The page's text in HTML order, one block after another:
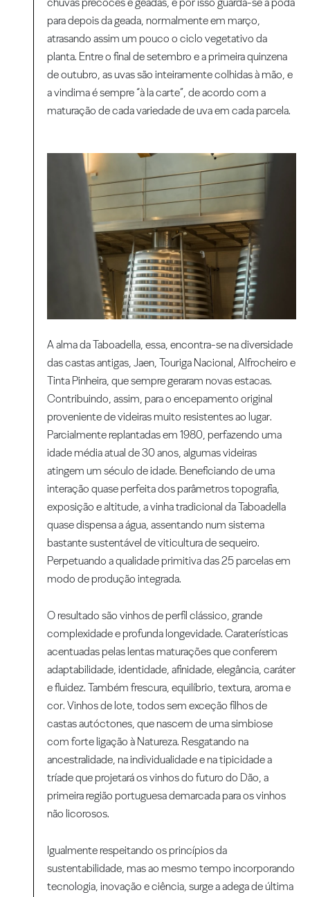
para depois da geada, normalmente em março,
atrasando assim um pouco o ciclo vegetativo da
planta. Entre o final de setembro e a primeira quinzena
de outubro, as uvas são inteiramente colhidas à mão, e
a vindima é sempre “à la carte”, de acordo com a
maturação de cada variedade de uva em cada parcela.
A alma da Taboadella, essa, encontra-se na diversidade
das castas antigas, Jaen, Touriga Nacional, Alfrocheiro e
Tinta Pinheira, que sempre geraram novas estacas.
Contribuindo, assim, para o encepamento original
proveniente de videiras muito resistentes ao lugar.
Parcialmente replantadas em 1980, perfazendo uma
idade média atual de 30 anos, algumas videiras
atingem um século de idade. Beneficiando de uma
interação quase perfeita dos parâmetros topografia,
exposição e altitude, a vinha tradicional da Taboadella
quase dispensa a água, assentando num sistema
bastante sustentável de viticultura de sequeiro.
Perpetuando a qualidade primitiva das 25 parcelas em
modo de produção integrada.
O resultado são vinhos de perfil clássico, grande
complexidade e profunda longevidade. Caraterísticas
acentuadas pelas lentas maturações que conferem
adaptabilidade, identidade, afinidade, elegância, caráter
e fluidez. Também frescura, equilíbrio, textura, aroma e
cor. Vinhos de lote, todos sem exceção filhos de
castas autóctones, que nascem de uma simbiose
com forte ligação à Natureza. Resgatando na
ancestralidade, na individualidade e na tipicidade a
tríade que projetará os vinhos do futuro do Dão, a
primeira região portuguesa demarcada para os vinhos
não licorosos.
Igualmente respeitando os princípios da
sustentabilidade, mas ao mesmo tempo incorporando
tecnologia, inovação e ciência, surge a adega de última